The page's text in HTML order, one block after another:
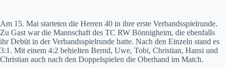
Am 15. Mai starteten die Herren 40 in ihre erste Verbandsspielrunde.
Zu Gast war die Mannschaft des TC RW Bönnigheim, die ebenfalls
ihr Debüt in der Verbandsspielrunde hatte. Nach den Einzeln stand es
3:1. Mit einem 4:2 behielten Bernd, Uwe, Tobi, Christian, Hansi und
Christian auch nach den Doppelspielen die Oberhand im Match.